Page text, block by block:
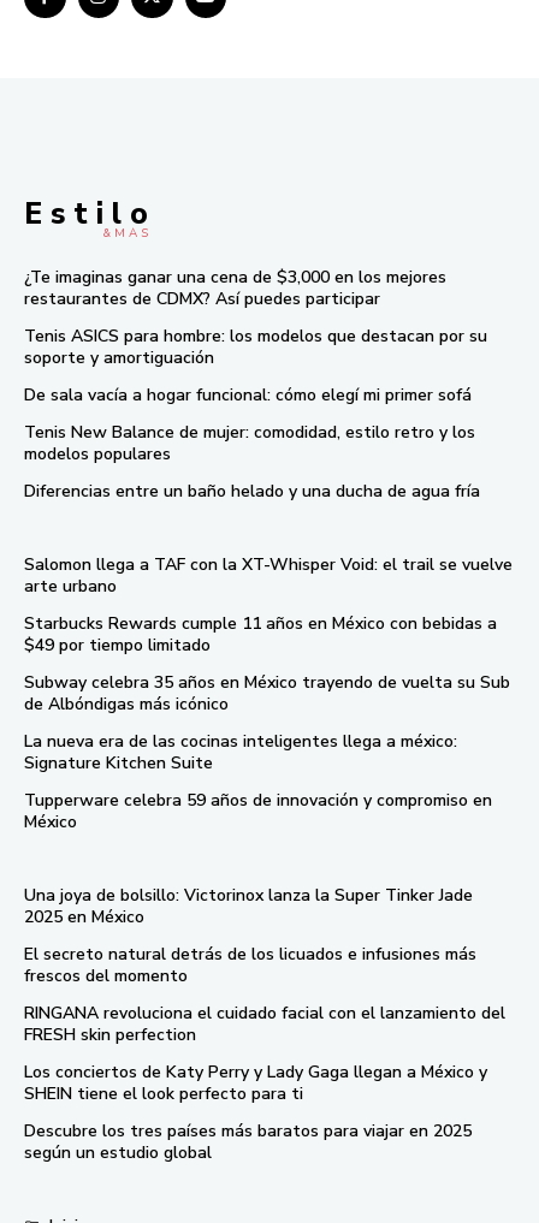
E s t i l o
& M À S
¿Te imaginas ganar una cena de $3,000 en los mejores
restaurantes de CDMX? Así puedes participar
Tenis ASICS para hombre: los modelos que destacan por su
soporte y amortiguación
De sala vacía a hogar funcional: cómo elegí mi primer sofá
Tenis New Balance de mujer: comodidad, estilo retro y los
modelos populares
Diferencias entre un baño helado y una ducha de agua fría
Salomon llega a TAF con la XT-Whisper Void: el trail se vuelve
arte urbano
Starbucks Rewards cumple 11 años en México con bebidas a
$49 por tiempo limitado
Subway celebra 35 años en México trayendo de vuelta su Sub
de Albóndigas más icónico
La nueva era de las cocinas inteligentes llega a méxico:
Signature Kitchen Suite
Tupperware celebra 59 años de innovación y compromiso en
México
Una joya de bolsillo: Victorinox lanza la Super Tinker Jade
2025 en México
El secreto natural detrás de los licuados e infusiones más
frescos del momento
RINGANA revoluciona el cuidado facial con el lanzamiento del
FRESH skin perfection
Los conciertos de Katy Perry y Lady Gaga llegan a México y
SHEIN tiene el look perfecto para ti
Descubre los tres países más baratos para viajar en 2025
según un estudio global